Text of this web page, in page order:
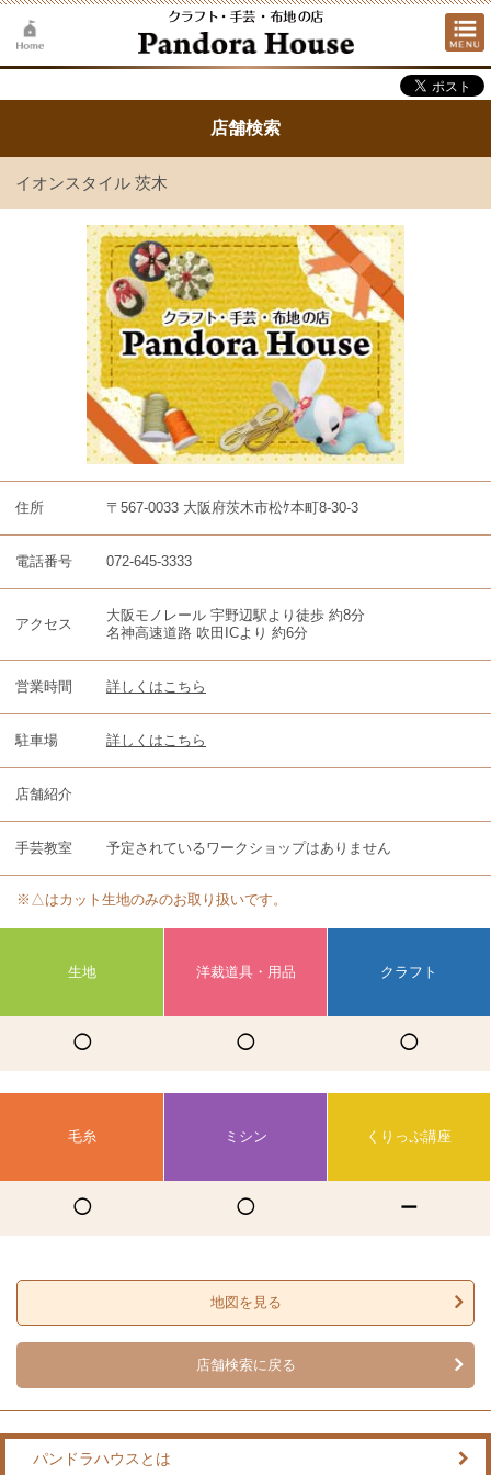
店舗検索
イオンスタイル 茨木
住所 〒567-0033 大阪府茨木市松ｹ本町8-30-3
電話番号 072-645-3333
アクセス
大阪モノレール 宇野辺駅より徒歩 約8分
名神高速道路 吹田ICより 約6分
営業時間 詳しくはこちら
駐車場 詳しくはこちら
店舗紹介
手芸教室 予定されているワークショップはありません
※△はカット生地のみのお取り扱いです。
生地 洋裁道具・用品 クラフト
◯ ◯ ◯
毛糸 ミシン くりっぷ講座
◯ ◯ ー
地図を見る
店舗検索に戻る
パンドラハウスとは